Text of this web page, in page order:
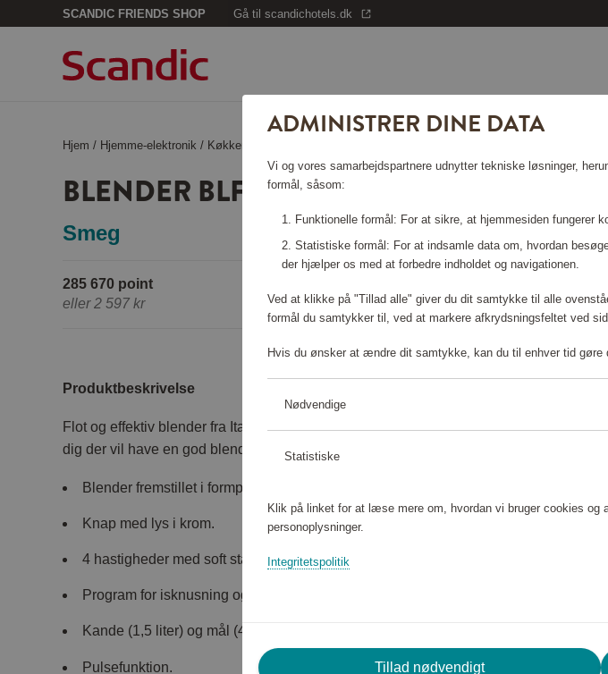
SCANDIC FRIENDS SHOP Gå til scandichotels.dk
Hjem / Hjemme-elektronik / Køkkenapparater
BLENDER BLF01 SORT
Smeg
285 670 point
eller 2 597 kr
Log ind for at shoppe
Produktbeskrivelse
Flot og effektiv blender fra Italienske Smeg. Blender BLF01 er den rigtige model til
dig der vil have en god blender i fin og elegant design.
Blender fremstillet i formpresset aluminium.
Knap med lys i krom.
4 hastigheder med soft start (max 18000 omdrejninger/minut).
Program for isknusning og smoothie.
Kande (1,5 liter) og mål (45 ml) i Tritan™ (BPA-fri), tåler op til 70ºC varmt væske.
Pulsefunktion.
ADMINISTRER DINE DATA
Vi og vores samarbejdspartnere udnytter tekniske løsninger,
formål, såsom:
Funktionelle formål: For at sikre, at hjemmesiden fungerer
Statistiske formål: For at indsamle data om, hvordan
der hjælper os med at forbedre indholdet og navigationen.
Ved at klikke på "Tillad alle" giver du dit samtykke til alle
formål du samtykker til, ved at markere afkrydsningsfeltet ved
Hvis du ønsker at ændre dit samtykke, kan du til enhver tid
Nødvendige
Statistiske
Klik på linket for at læse mere om, hvordan vi bruger cookies og
personoplysninger.
Integritetspolitik
Tillad nødvendigt